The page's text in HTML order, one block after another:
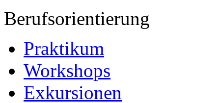
Berufsorientierung
Praktikum
Workshops
Exkursionen